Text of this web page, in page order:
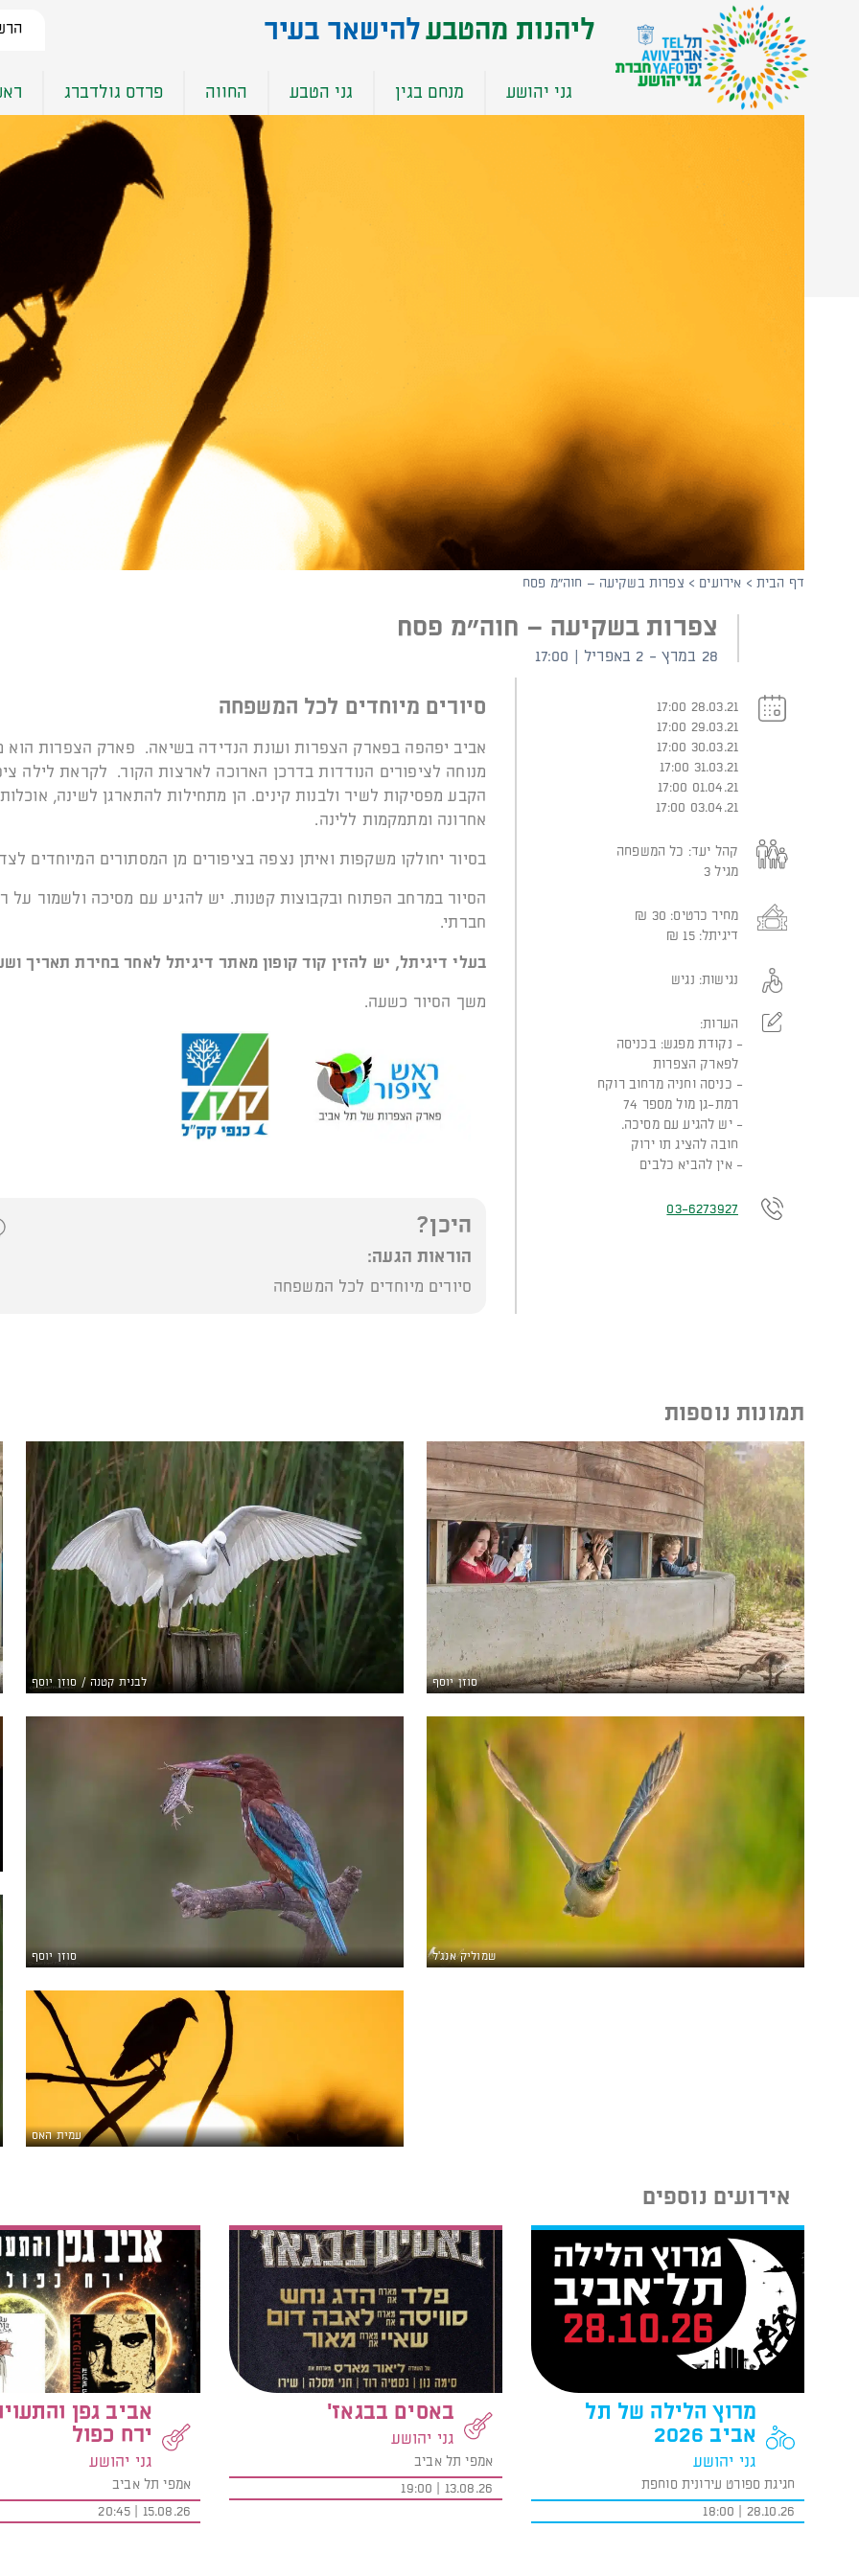
ליהנות מהטבע להישאר בעיר​
גני יהושע מנחם בגין גני הטבע החווה פרדס גולדברג
דף הבית > אירועים > צפרות בשקיעה – חוה"מ פסח
צפרות בשקיעה – חוה"מ פסח
28 במרץ - 2 באפריל | 17:00
28.03.21 17:00
29.03.21 17:00
30.03.21 17:00
31.03.21 17:00
01.04.21 17:00
03.04.21 17:00
קהל יעד: כל המשפחה
מגיל 3
מחיר כרטיס:
₪
דיגיתל: 15
₪
נגישות: נגיש
הערות:
נקודת מפגש: בכניסה
לפארק הצפרות
כניסה וחניה מרחוב רוקח
רמת-גן מול מספר 74
יש להגיע עם מסיכה.
חובה להציג תו ירוק
אין להביא כלבים
03-6273927
סיורים מיוחדים לכל המשפחה
אביב יפהפה בפארק הצפרות ועונת הנדידה בשיאה. פארק הצפרות הוא
מנוחה לציפורים הנודדות בדרכן הארוכה לארצות הקור. לקראת לילה
הקבע מפסיקות לשיר ולבנות קינים. הן מתחילות להתארגן לשינה,
אחרונה ומתמקמות ללינה.
בסיור יחולקו משקפות ואיתן נצפה בציפורים מן המסתורים המיוחדים
הסיור במרחב הפתוח ובקבוצות קטנות. יש להגיע עם מסיכה ולשמור על
חברתי.
בעלי דיגיתל, יש להזין קוד קופון מאתר דיגיתל לאחר בחירת תאריך
משך הסיור כשעה.
היכן?
הוראות הגעה:
סיורים מיוחדים לכל המשפחה
תמונות נוספות
לבנית קטנה / סוזן יוסף סוזן יוסף
סוזן יוסף שמוליק אנג'ל
עמית האס
אירועים נוספים
מרוץ הלילה של תל
אביב 2026
גני יהושע
חגיגת ספורט עירונית סוחפת
28.10.26 | 18:00
באסים בבגאז'
גני יהושע
אמפי תל אביב
13.08.26 | 19:00
אביב גפן
ירח כפול
גני יהושע
אמפי תל אביב
15.08.26 | 20:45